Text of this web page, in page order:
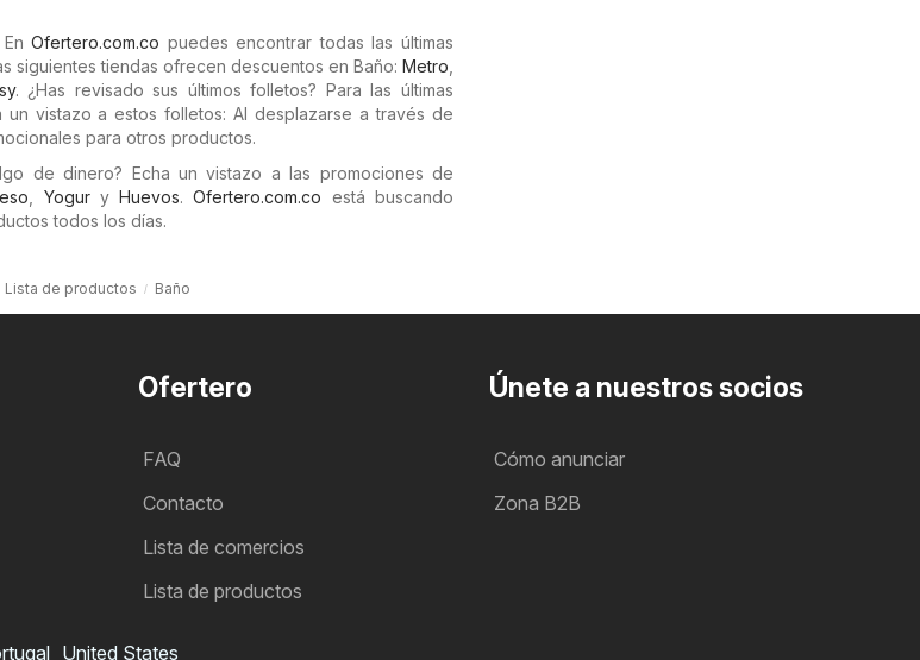
EnOfertero.com.co puedes encontrar todas las últimas
siguientes tiendas ofrecen descuentos en Baño: Metro
. ¿Has revisado sus últimos folletos? Para las últimas
vistazo a estos folletos: Al desplazarse a través de
para otros productos.
de dinero? Echa un vistazo a las promociones de
YoguryHuevos.Ofertero.com.co está buscando
todos los días.
Lista de productos Baño
Ofertero
FAQ
Contacto
Lista de comercios
Lista de productos
Únete a nuestros socios
Cómo anunciar
Zona B2B
United States